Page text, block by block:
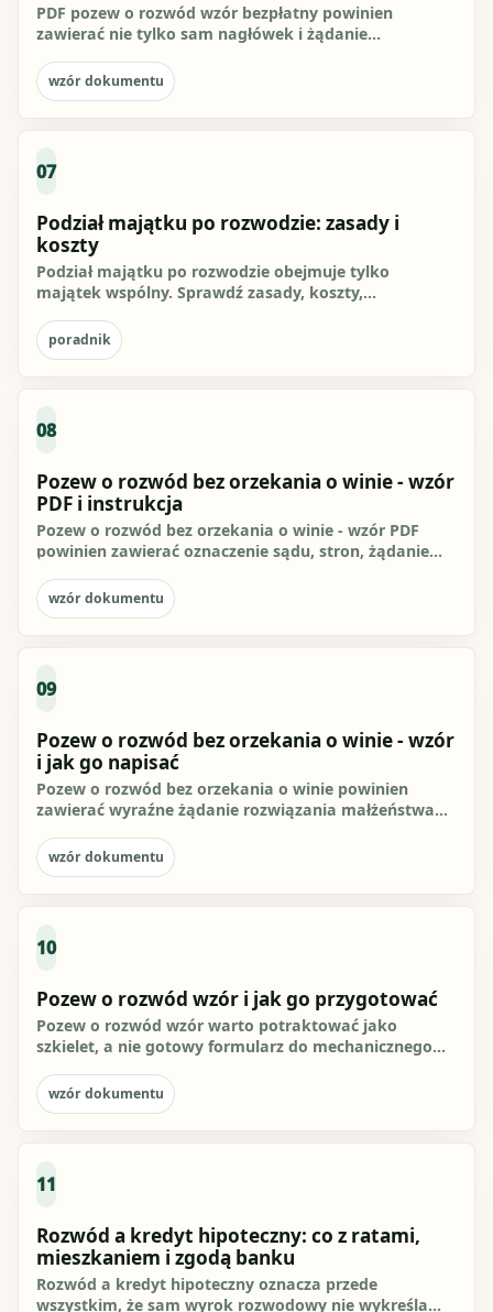
PDF pozew o rozwód wzór bezpłatny powinien
zawierać nie tylko sam nagłówek i żądanie
wzór dokumentu
07
Podział majątku po rozwodzie: zasady i
koszty
Podział majątku po rozwodzie obejmuje tylko
majątek wspólny. Sprawdź zasady, koszty,
poradnik
08
Pozew o rozwód bez orzekania o winie - wzór
PDF i instrukcja
Pozew o rozwód bez orzekania o winie - wzór PDF
powinien zawierać oznaczenie sądu, stron, żądanie
wzór dokumentu
09
Pozew o rozwód bez orzekania o winie - wzór
i jak go napisać
Pozew o rozwód bez orzekania o winie powinien
zawierać wyraźne żądanie rozwiązania małżeństwa
wzór dokumentu
10
Pozew o rozwód wzór i jak go przygotować
Pozew o rozwód wzór warto potraktować jako
szkielet, a nie gotowy formularz do mechanicznego
wzór dokumentu
11
Rozwód a kredyt hipoteczny: co z ratami,
mieszkaniem i zgodą banku
Rozwód a kredyt hipoteczny oznacza przede
wszystkim, że sam wyrok rozwodowy nie wykreśla